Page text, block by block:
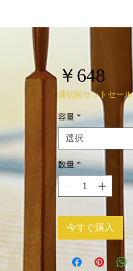
￥648価
格
煉切粉セットセール
容量 *
選択
数量 *
今すぐ購入